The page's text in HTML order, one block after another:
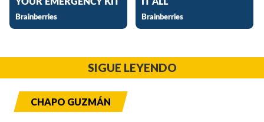
SIGUE LEYENDO
CHAPO GUZMÁN